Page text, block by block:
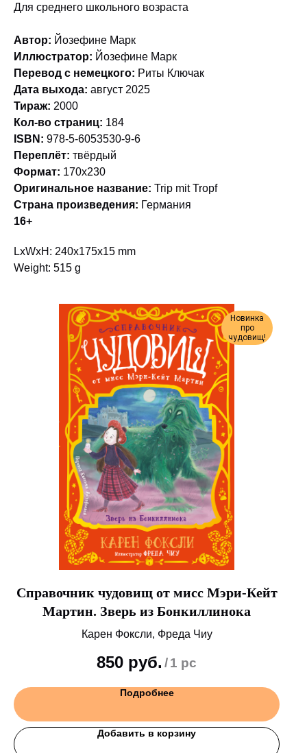
Для среднего школьного возраста
Автор: Йозефине Марк
Иллюстратор: Йозефине Марк
Перевод с немецкого: Риты Ключак
Дата выхода: август 2025
Тираж: 2000
Кол-во страниц: 184
ISBN: 978-5-6053530-9-6
Переплёт: твёрдый
Формат: 170х230
Оригинальное название: Trip mit Tropf
Страна произведения: Германия
16+
LxWxH: 240x175x15 mm
Weight: 515 g
Новинка
про
чудовищ!
Справочник чудовищ от мисс Мэри-Кейт
Мартин. Зверь из Бонкиллинока
Карен Фоксли, Фреда Чиу
850 руб. /1 pc
Подробнее
Добавить в корзину